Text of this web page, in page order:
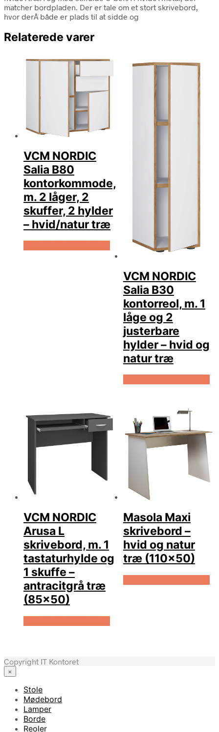
matcher bordpladen. Der er tale om et stort skrivebord,
hvor derÂ både er plads til at sidde og
Relaterede varer
VCM NORDIC
Salia B80
kontorkommode,
m. 2 låger, 2
skuffer, 2 hylder
– hvid/natur træ
VCM NORDIC
Salia B30
kontorreol, m. 1
låge og 2
justerbare
hylder – hvid og
natur træ
VCM NORDIC
Arusa L
skrivebord, m. 1
tastaturhylde og
1 skuffe –
antracitgrå træ
(85×50)
Masola Maxi
skrivebord –
hvid og natur
træ (110×50)
Copyright IT Kontoret
×
Stole
Mødebord
Lamper
Borde
Reoler